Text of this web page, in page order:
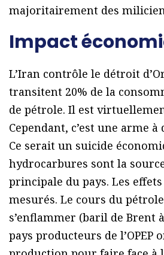
majoritairement des
Impact
L’Iran contrôle le détroit
transitent 20% de la
de pétrole. Il est
Cependant, c’est une arme
Ce serait un suicide
hydrocarbures sont la
principale du pays. Les
mesurés. Le cours du
s’enflammer (baril de Brent
pays producteurs de l’OPEP